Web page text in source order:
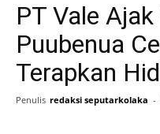
PT Vale
Puubenua
Terapkan
Penulis redaksi seputarkolaka -